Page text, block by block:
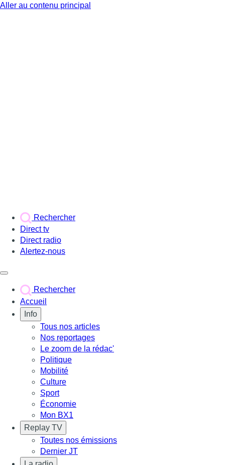
Aller au contenu principal
Rechercher
Direct tv
Direct radio
Alertez-nous
Rechercher
Accueil
Info
Tous nos articles
Nos reportages
Le zoom de la rédac'
Politique
Mobilité
Culture
Sport
Économie
Mon BX1
Replay TV
Toutes nos émissions
Dernier JT